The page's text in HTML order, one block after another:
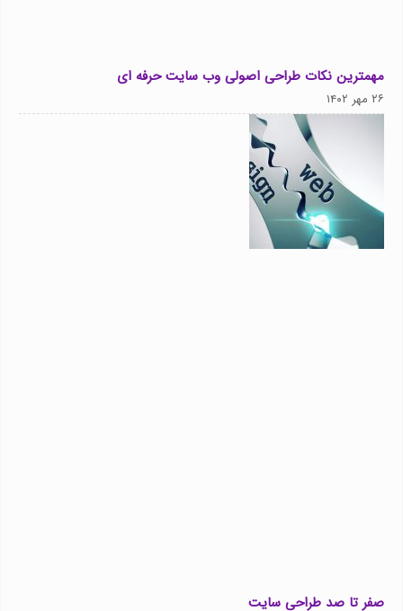
مهمترین نکات طراحی اصولی وب سایت حرفه ای
۲۶ مهر ۱۴۰۲
صفر تا صد طراحی سایت